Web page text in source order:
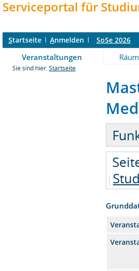
Serviceportal für
Startseite Anmelden SoSe 2026
Veranstaltungen
Sie sind hier: Startseite